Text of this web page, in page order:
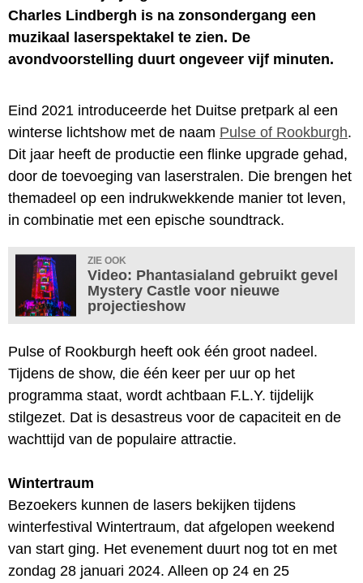
Charles Lindbergh is na zonsondergang een
muzikaal laserspektakel te zien. De
avondvoorstelling duurt ongeveer vijf minuten.
Eind 2021 introduceerde het Duitse pretpark al een
winterse lichtshow met de naam Pulse of Rookburgh.
Dit jaar heeft de productie een flinke upgrade gehad,
door de toevoeging van laserstralen. Die brengen het
themadeel op een indrukwekkende manier tot leven,
in combinatie met een epische soundtrack.
ZIE OOK
Video: Phantasialand gebruikt gevel
Mystery Castle voor nieuwe
projectieshow
Pulse of Rookburgh heeft ook één groot nadeel.
Tijdens de show, die één keer per uur op het
programma staat, wordt achtbaan F.L.Y. tijdelijk
stilgezet. Dat is desastreus voor de capaciteit en de
wachttijd van de populaire attractie.
Wintertraum
Bezoekers kunnen de lasers bekijken tijdens
winterfestival Wintertraum, dat afgelopen weekend
van start ging. Het evenement duurt nog tot en met
zondag 28 januari 2024. Alleen op 24 en 25